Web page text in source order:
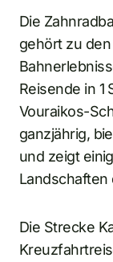
Die
gehört zu
Reisende in 1
Vouraikos-
ganzjährig,
und zeigt
Landschaften
Die Strecke